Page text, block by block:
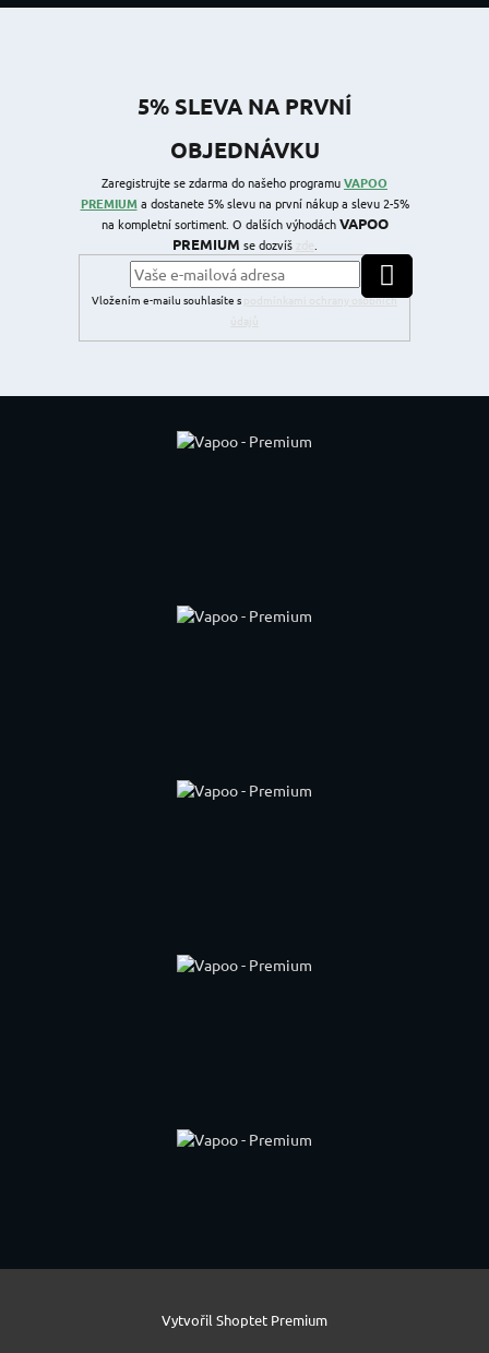
5% SLEVA NA PRVNÍ
OBJEDNÁVKU
Zaregistrujte se zdarma do našeho programuVAPOO
PREMIUM a dostanete 5% slevu na první nákup a slevu 2-5%
na kompletní sortiment. O dalších výhodáchVAPOO
PREMIUM se dozvíš
Vložením e-mailu souhlasíte s
podmínkami ochrany osobních
Vytvořil Shoptet Premium